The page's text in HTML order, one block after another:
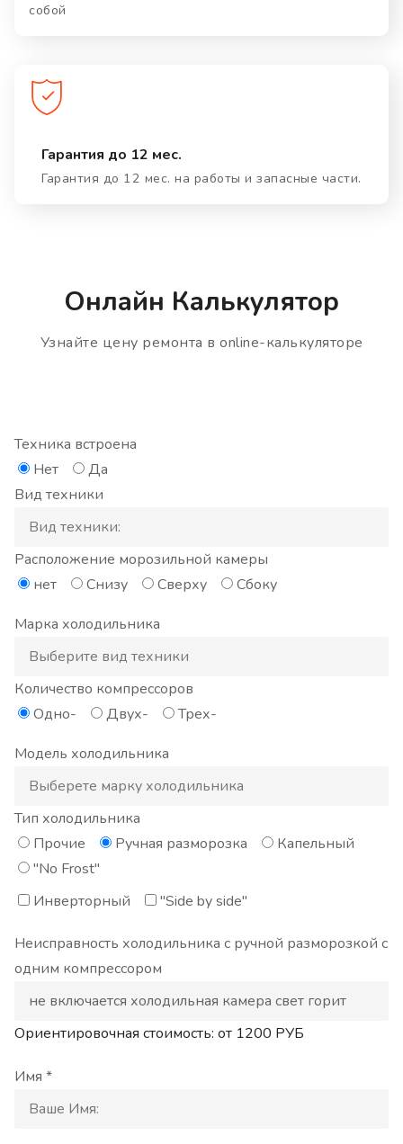
собой
Гарантия до 12 мес.
Гарантия до 12 мес. на работы и запасные части.
Онлайн Калькулятор
Узнайте цену ремонта в online-калькуляторе
Техника встроена
Нет
Да
Вид техники
Расположение морозильной камеры
нет
Снизу Сверху
Сбоку
Марка холодильника
Количество компрессоров
Одно-
Двух-
Трех-
Модель холодильника
Тип холодильника
Прочие
Ручная разморозка
Капельный
"No Frost"
Инверторный
"Side by side"
Неисправность холодильника с ручной разморозкой с
одним компрессором
Ориентировочная стоимость: от 1200 РУБ
Имя *